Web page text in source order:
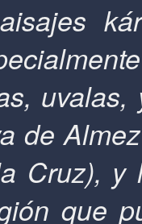
de
Cruz), y
que